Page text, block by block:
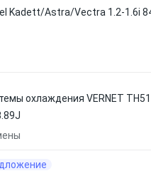
Kadett/Astra/Vectra 1.2-1.6i
охлаждения VERNET